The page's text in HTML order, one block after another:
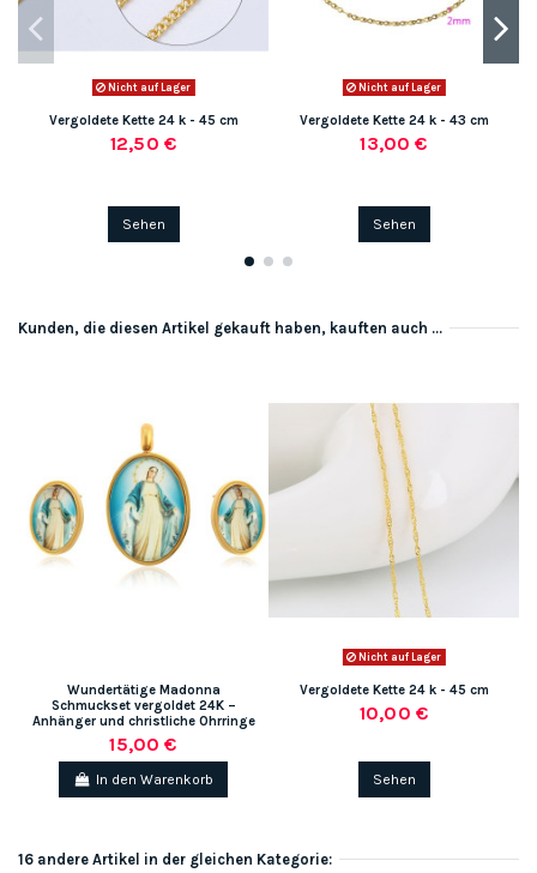
Nicht auf Lager
Vergoldete Kette 24 k - 45 cm
12,50 €
Sehen
Nicht auf Lager
Vergoldete Kette 24 k - 43 cm
13,00 €
Sehen
Kunden, die diesen Artikel gekauft haben, kauften auch ...
Wundertätige Madonna
Schmuckset vergoldet 24K –
Anhänger und christliche Ohrringe
15,00 €
In den Warenkorb
Nicht auf Lager
Vergoldete Kette 24 k - 45 cm
10,00 €
Sehen
16 andere Artikel in der gleichen Kategorie: